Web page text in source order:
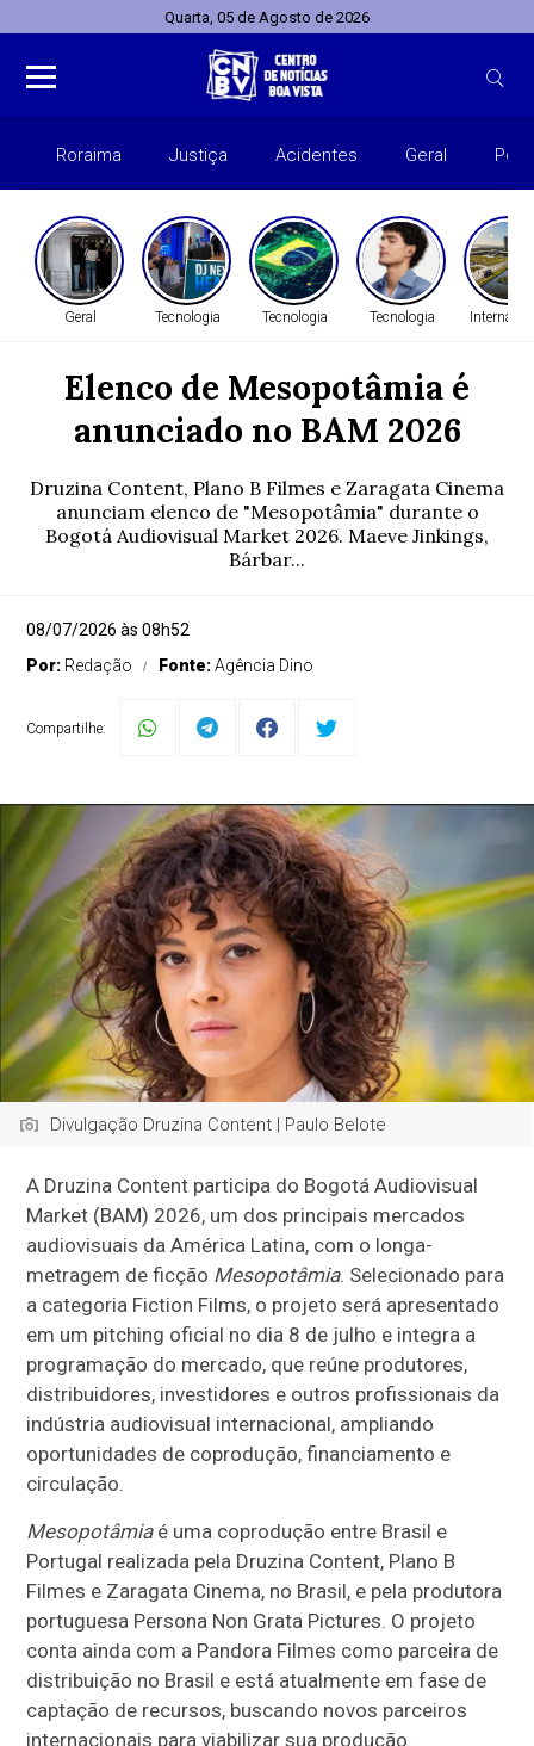
Quarta, 05 de Agosto de 2026
Roraima Justiça Acidentes Geral
Geral Tecnologia Tecnologia Tecnologia
Elenco de Mesopotâmia é
anunciado no BAM 2026
Druzina Content, Plano B Filmes e Zaragata Cinema
anunciam elenco de "Mesopotâmia" durante o
Bogotá Audiovisual Market 2026. Maeve Jinkings,
Bárbar...
08/07/2026 às 08h52
Por: Redação Fonte:Agência Dino
Compartilhe:
Divulgação Druzina Content | Paulo Belote
A Druzina Content participa do Bogotá Audiovisual
Market (BAM) 2026, um dos principais mercados
audiovisuais da América Latina, com o longa-
metragem de ficção Mesopotâmia. Selecionado para
a categoria Fiction Films, o projeto será apresentado
em um pitching oficial no dia 8 de julho e integra a
programação do mercado, que reúne produtores,
distribuidores, investidores e outros profissionais da
indústria audiovisual internacional, ampliando
oportunidades de coprodução, financiamento e
circulação.
Mesopotâmiaé uma coprodução entre Brasil e
Portugal realizada pela Druzina Content, Plano B
Filmes e Zaragata Cinema, no Brasil, e pela produtora
portuguesa Persona Non Grata Pictures. O projeto
conta ainda com a Pandora Filmes como parceira de
distribuição no Brasil e está atualmente em fase de
captação de recursos, buscando novos parceiros
internacionais para viabilizar sua produção.